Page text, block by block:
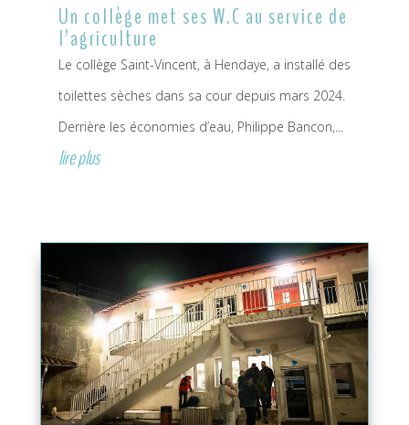
Un collège met ses W.C au service de
l’agriculture
Le collège Saint-Vincent, à Hendaye, a installé des
toilettes sèches dans sa cour depuis mars 2024.
Derrière les économies d’eau, Philippe Bancon,...
lire plus